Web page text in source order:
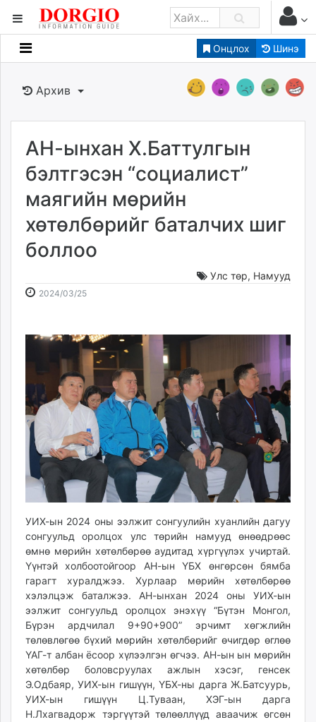
Онцлох Шинэ
Мэдээллийн
Банк санхүү
Бизнес ААН
Төрийн
dorgio.mn
Gogo.mn
news.mn
Baabar.mn
mnb.mn
24tsag.mn
shuud.mn
eagle.mn
ergelt.mn
zarig.mn
today.mn
zuv.mn
mminfo.mn
ugluu.mn
urlag.mn
unen.mn
asu.mn
shudarga.mn
shuurhai.mn
unuudur.mn
isee.mn
mglradio.com
fact.mn
itoim.mn
Архив
АН-ынхан Х.Баттулгын
бэлтгэсэн “социалист”
маягийн мөрийн
хөтөлбөрийг баталчих шиг
боллоо
Улс төр, Намууд
2024/03/252024-
08:03:10
2026-
16:11:28
УИХ-ын 2024 оны ээлжит сонгуулийн хуанлийн дагуу
сонгуульд оролцох улс төрийн намууд өнөөдрөөс
өмнө мөрийн хөтөлбөрөө аудитад хүргүүлэх учиртай.
Үүнтэй холбоотойгоор АН-ын ҮБХ өнгөрсөн бямба
гарагт хуралджээ. Хурлаар мөрийн хөтөлбөрөө
хэлэлцэж баталжээ. АН-ынхан 2024 оны УИХ-ын
ээлжит сонгуульд оролцох энэхүү “Бүтэн Монгол,
Бүрэн ардчилал 9+90+900” эрчимт хөгжлийн
төлөвлөгөө бүхий мөрийн хөтөлбөрийг өчигдөр өглөө
ҮАГ-т албан ёсоор хүлээлгэн өгчээ. АН-ын ын мөрийн
хөтөлбөр боловсруулах ажлын хэсэг, генсек
Э.Одбаяр, УИХ-ын гишүүн, ҮБХ-ны дарга Ж.Батсуурь,
УИХ-ын гишүүн Ц.Туваан, ХЭГ-ын дарга
Н.Лхагвадорж тэргүүтэй төлөөллүүд аваачиж өгсөн